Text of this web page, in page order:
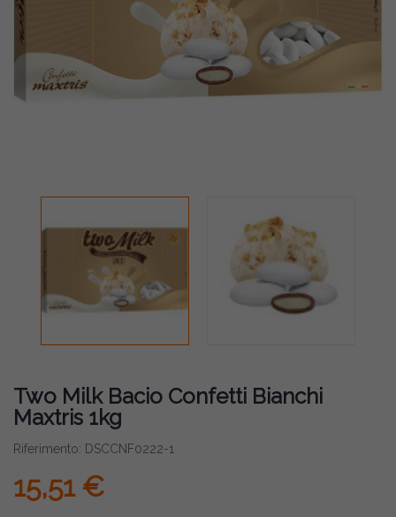
Two Milk Bacio Confetti Bianchi
Maxtris 1kg
Riferimento: DSCCNF0222-1
15,51 €